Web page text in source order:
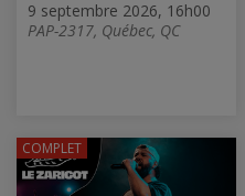
9 septembre 2026, 16h00
PAP-2317, Québec, QC
COMPLET